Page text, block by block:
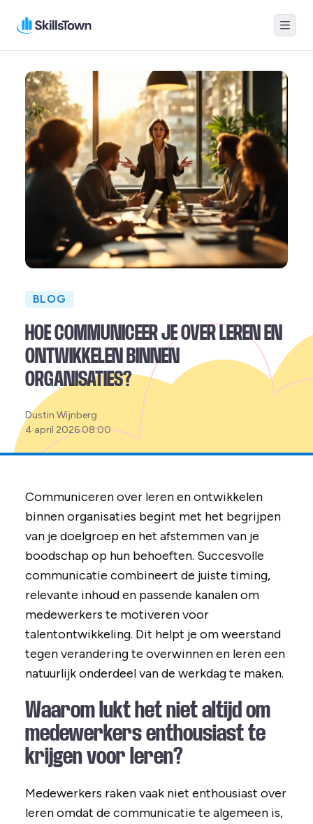
Menu
BLOG
HOE COMMUNICEER JE OVER LEREN EN
ONTWIKKELEN BINNEN
ORGANISATIES?
Posted
by:
Dustin Wijnberg
4 april 2026 08:00
Communiceren over leren en ontwikkelen
binnen organisaties begint met het begrijpen
van je doelgroep en het afstemmen van je
boodschap op hun behoeften. Succesvolle
communicatie combineert de juiste timing,
relevante inhoud en passende kanalen om
medewerkers te motiveren voor
talentontwikkeling. Dit helpt je om weerstand
tegen verandering te overwinnen en leren een
natuurlijk onderdeel van de werkdag te maken.
Waarom lukt het niet altijd om
medewerkers enthousiast te
krijgen voor leren?
Medewerkers raken vaak niet enthousiast over
leren omdat de communicatie te algemeen is,